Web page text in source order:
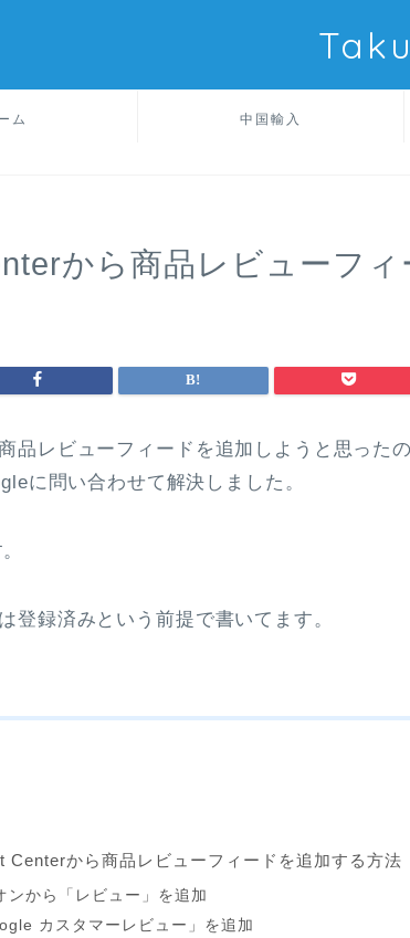
ム 中国輸入
から商品レビューフィ
品レビューフィードを追加しようと思った
に問い合わせて解決しました。
録済みという前提で書いてます。
Centerから商品レビューフィードを追加する方法
ンから「レビュー」を追加
カスタマーレビュー」を追加